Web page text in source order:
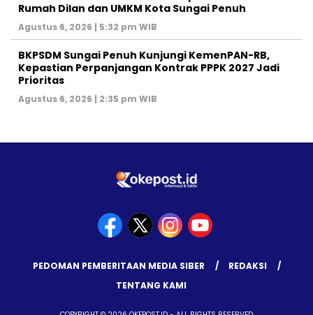
Rumah Dilan dan UMKM Kota Sungai Penuh
Agustus 6, 2026 | 5:32 pm WIB
BKPSDM Sungai Penuh Kunjungi KemenPAN-RB,
Kepastian Perpanjangan Kontrak PPPK 2027 Jadi
Prioritas
Agustus 6, 2026 | 2:35 pm WIB
PEDOMAN PEMBERITAAN MEDIA SIBER
REDAKSI
TENTANG KAMI